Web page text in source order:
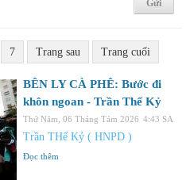
7 Trang sau Trang cuối
BÊN LY CÀ PHÊ: Bước đi
khôn ngoan - Trần Thế Kỷ
Thứ Năm, 06 Tháng Tám 2026 4:43 SA
Trần THế Kỷ ( HNPD )
Đọc thêm